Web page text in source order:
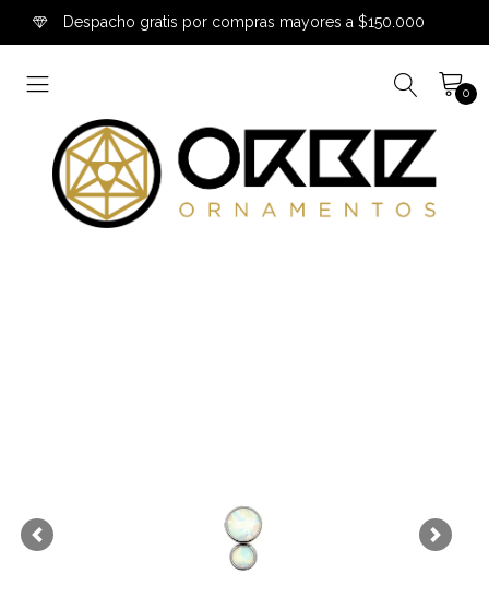
Despacho gratis por compras mayores a $150.000
0
Previous Next